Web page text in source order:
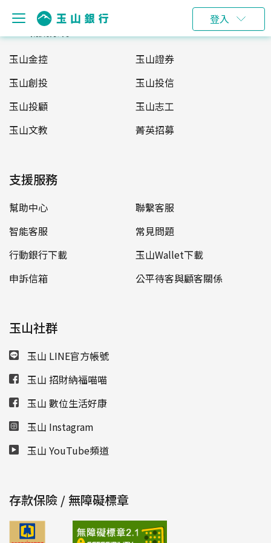
登入
玉山服務網
玉山金控
玉山證券
玉山創投
玉山投信
玉山投顧
玉山志工
玉山文教
菁英招募
支援服務
幫助中心
聯繫客服
智能客服
常見問題
行動銀行下載
玉山Wallet下載
申訴信箱
公平待客與顧客關係
玉山社群
玉山 LINE官方帳號
玉山 招財納福喵喵
玉山 數位生活好康
玉山 Instagram
玉山 YouTube頻道
存款保險 / 無障礙標章